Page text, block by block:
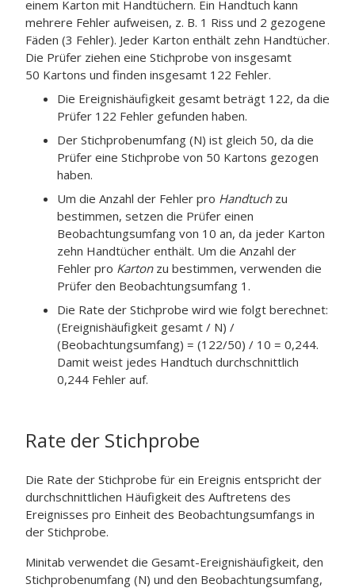
einem Karton mit Handtüchern. Ein Handtuch kann
mehrere Fehler aufweisen, z. B. 1 Riss und 2 gezogene
Fäden (3 Fehler). Jeder Karton enthält zehn Handtücher.
Die Prüfer ziehen eine Stichprobe von insgesamt
50 Kartons und finden insgesamt 122 Fehler.
Die Ereignishäufigkeit gesamt beträgt 122, da die
Prüfer 122 Fehler gefunden haben.
Der Stichprobenumfang (N) ist gleich 50, da die
Prüfer eine Stichprobe von 50 Kartons gezogen
haben.
Um die Anzahl der Fehler pro Handtuchzu
bestimmen, setzen die Prüfer einen
Beobachtungsumfang von 10 an, da jeder Karton
zehn Handtücher enthält. Um die Anzahl der
Fehler pro Kartonzu bestimmen, verwenden die
Prüfer den Beobachtungsumfang 1.
Die Rate der Stichprobe wird wie folgt berechnet:
(Ereignishäufigkeit gesamt / N) /
(Beobachtungsumfang) = (122/50) / 10 = 0,244.
Damit weist jedes Handtuch durchschnittlich
0,244 Fehler auf.
Rate der Stichprobe
Die Rate der Stichprobe für ein Ereignis entspricht der
durchschnittlichen Häufigkeit des Auftretens des
Ereignisses pro Einheit des Beobachtungsumfangs in
der Stichprobe.
Minitab verwendet die Gesamt-Ereignishäufigkeit, den
Stichprobenumfang (N) und den Beobachtungsumfang,